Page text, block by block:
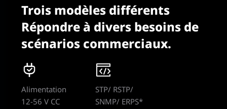
Trois modèles différents
Répondre à divers besoins de
scénarios commerciaux.
Alimentation
12-56 V CC
STP/ RSTP/
SNMP/ ERPS*